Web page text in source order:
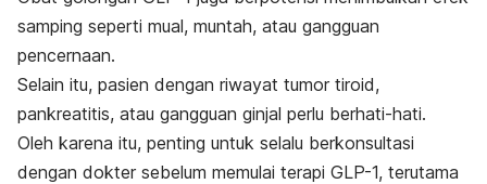
samping seperti mual, muntah, atau gangguan
pencernaan.
Selain itu, pasien dengan riwayat tumor tiroid,
pankreatitis, atau gangguan ginjal perlu berhati-hati.
Oleh karena itu, penting untuk selalu berkonsultasi
dengan dokter sebelum memulai terapi GLP-1, terutama